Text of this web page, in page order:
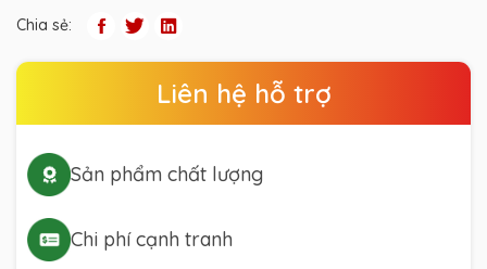
Chia sẻ:
Liên hệ hỗ trợ
Sản phẩm chất lượng
Chi phí cạnh tranh